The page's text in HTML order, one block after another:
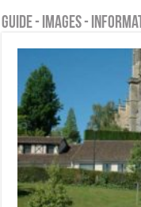
Guide - Images -